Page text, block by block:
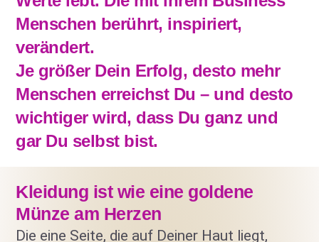
Menschen berührt, inspiriert,
verändert.
Je größer Dein Erfolg, desto mehr
Menschen erreichst Du – und desto
wichtiger wird, dass Du ganz und
gar Du selbst bist.
Kleidung ist wie eine goldene
Münze am Herzen
Die eine Seite, die auf Deiner Haut liegt,